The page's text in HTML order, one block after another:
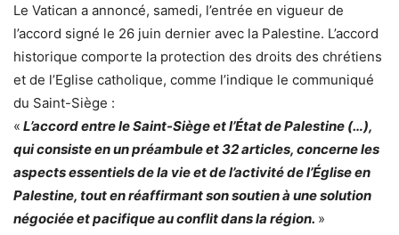
Le Vatican a annoncé, samedi, l’entrée en vigueur de
l’accord signé le 26 juin dernier avec la Palestine. L’accord
historique comporte la protection des droits des chrétiens
et de l’Eglise catholique, comme l’indique le communiqué
du Saint-Siège :
« L’accord entre le Saint-Siège et l’État de Palestine (…),
qui consiste en un préambule et 32 articles, concerne les
aspects essentiels de la vie et de l’activité de l’Église en
Palestine, tout en réaffirmant son soutien à une solution
négociée et pacifique au conflit dans la région. »